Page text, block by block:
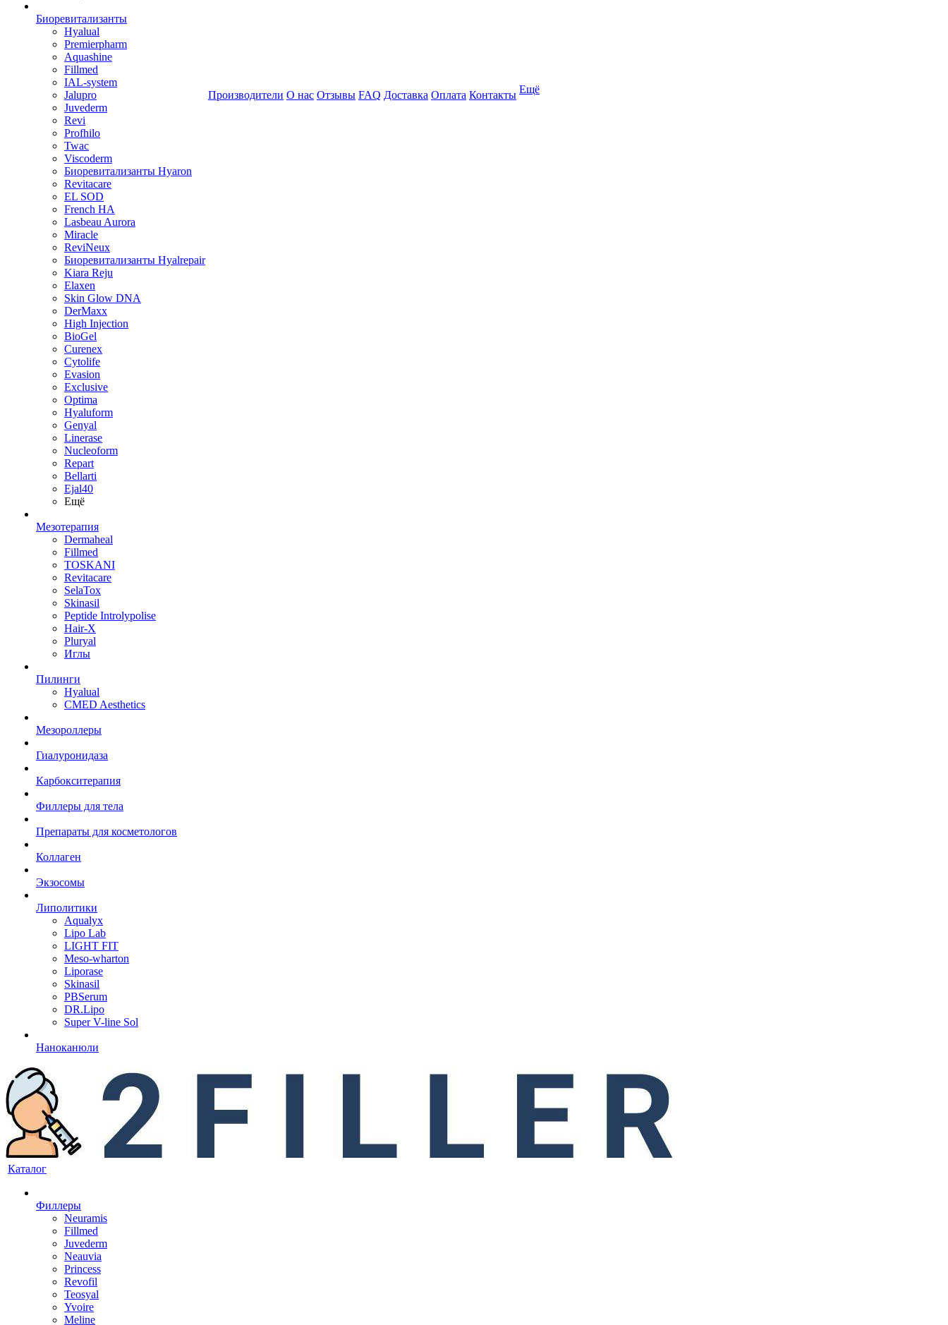
Биоревитализанты
Hyalual
Premierpharm
Aquashine
Fillmed
IAL-system
Jalupro
Juvederm
Revi
Profhilo
Twac
Viscoderm
Биоревитализанты Hyaron
Revitacare
EL SOD
French HA
Lasbeau Aurora
Miracle
ReviNeux
Биоревитализанты Hyalrepair
Kiara Reju
Elaxen
Skin Glow DNA
DerMaxx
High Injection
BioGel
Curenex
Cytolife
Evasion
Exclusive
Optima
Hyaluform
Genyal
Linerase
Nucleoform
Repart
Bellarti
Ejal40
Ещё
Мезотерапия
Dermaheal
Fillmed
TOSKANI
Revitacare
SelaTox
Skinasil
Peptide Introlypolise
Hair-X
Pluryal
Иглы
Пилинги
Hyalual
CMED Aesthetics
Мезороллеры
Гиалуронидаза
Карбокситерапия
Филлеры для тела
Препараты для косметологов
Коллаген
Экзосомы
Липолитики
Aqualyx
Lipo Lab
LIGHT FIT
Meso-wharton
Liporase
Skinasil
PBSerum
DR.Lipo
Super V-line Sol
Наноканюли
Производители О нас Отзывы FAQ Доставка Оплата Контакты Ещё
Каталог
Филлеры
Neuramis
Fillmed
Juvederm
Neauvia
Princess
Revofil
Teosyal
Yvoire
Meline